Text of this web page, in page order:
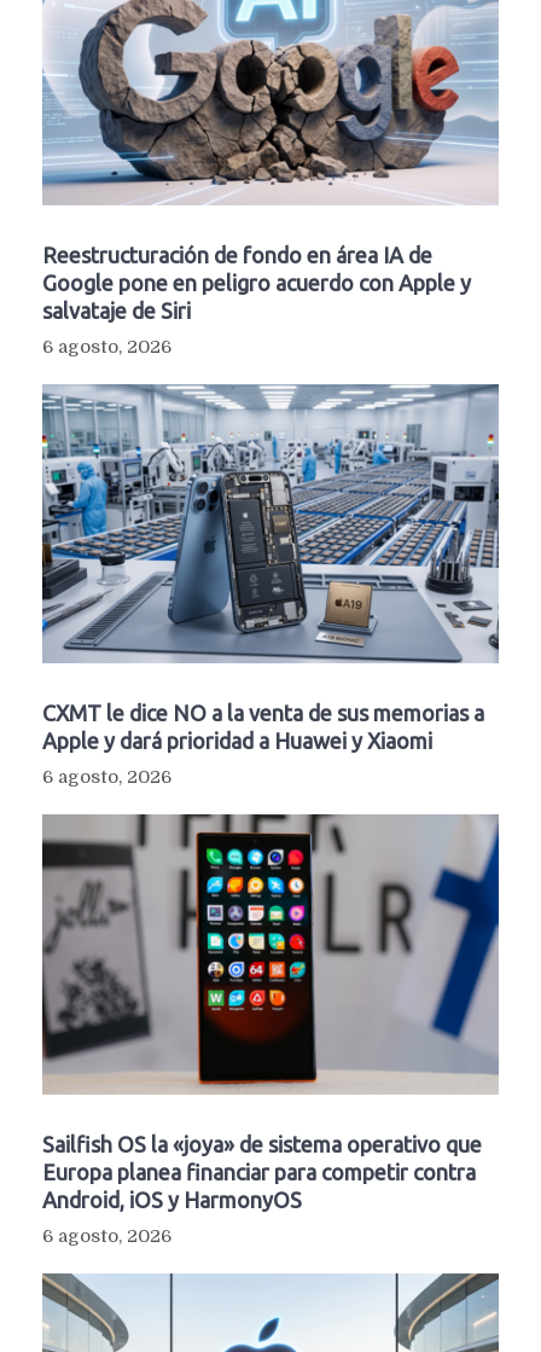
Reestructuración de fondo en área IA de
Google pone en peligro acuerdo con Apple y
salvataje de Siri
6 agosto, 2026
CXMT le dice NO a la venta de sus memorias a
Apple y dará prioridad a Huawei y Xiaomi
6 agosto, 2026
Sailfish OS la «joya» de sistema operativo que
Europa planea financiar para competir contra
Android, iOS y HarmonyOS
6 agosto, 2026